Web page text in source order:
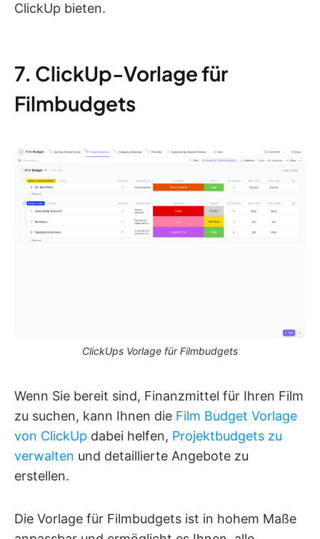
ClickUp bieten.
7. ClickUp-Vorlage für
Filmbudgets
ClickUps Vorlage für Filmbudgets
Wenn Sie bereit sind, Finanzmittel für Ihren Film
zu suchen, kann Ihnen die Film Budget Vorlage
von ClickUp dabei helfen, Projektbudgets zu
verwalten und detaillierte Angebote zu
erstellen.
Die Vorlage für Filmbudgets ist in hohem Maße